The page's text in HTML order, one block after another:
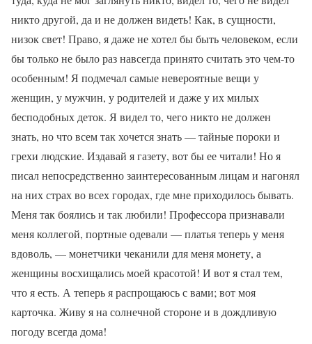
никто другой, да и не должен видеть! Как, в сущности,
низок свет! Право, я даже не хотел бы быть человеком, если
бы только не было раз навсегда принято считать это чем-то
особенным! Я подмечал самые невероятные вещи у
женщин, у мужчин, у родителей и даже у их милых
бесподобных деток. Я видел то, чего никто не должен
знать, но что всем так хочется знать — тайные пороки и
грехи людские. Издавай я газету, вот бы ее читали! Но я
писал непосредственно заинтересованным лицам и нагонял
на них страх во всех городах, где мне приходилось бывать.
Меня так боялись и так любили! Профессора признавали
меня коллегой, портные одевали — платья теперь у меня
вдоволь, — монетчики чеканили для меня монету, а
женщины восхищались моей красотой! И вот я стал тем,
что я есть. А теперь я распрощаюсь с вами; вот моя
карточка. Живу я на солнечной стороне и в дождливую
погоду всегда дома!